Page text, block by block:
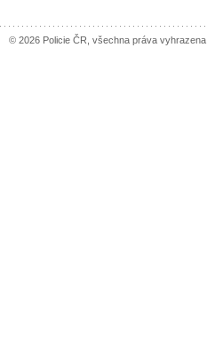
© 2026 Policie ČR, všechna práva vyhrazena